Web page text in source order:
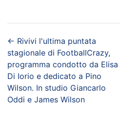
← Rivivi l'ultima puntata
stagionale di FootballCrazy,
programma condotto da Elisa
Di Iorio e dedicato a Pino
Wilson. In studio Giancarlo
Oddi e James Wilson